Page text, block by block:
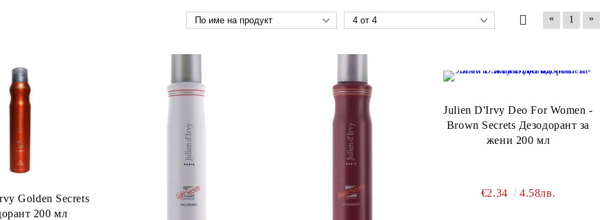
« 1 »
Golden Secrets
200 мл
Julien D'Irvy Deo For Women -
Brown Secrets Дезодорант за
жени 200 мл
€2.34 4.58лв.